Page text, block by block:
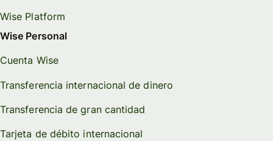
Wise Platform
Wise Personal
Cuenta Wise
Transferencia internacional de dinero
Transferencia de gran cantidad
Tarjeta de débito internacional